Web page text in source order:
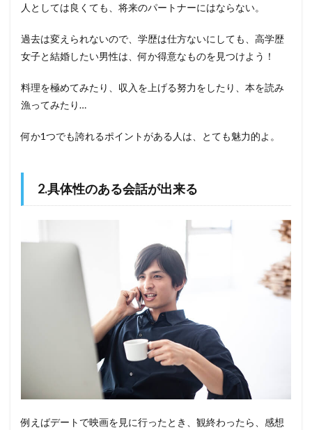
人としては良くても、将来のパートナーにはならない。
過去は変えられないので、学歴は仕方ないにしても、高学歴
女子と結婚したい男性は、何か得意なものを見つけよう！
料理を極めてみたり、収入を上げる努力をしたり、本を読み
漁ってみたり…
何か1つでも誇れるポイントがある人は、とても魅力的よ。
2.具体性のある会話が出来る
例えばデートで映画を見に行ったとき、観終わったら、感想